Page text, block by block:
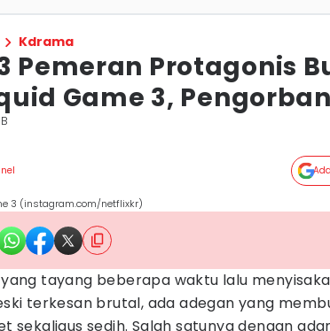
Kdrama
Pemeran Protagonis
Game 3,
3 (instagram.com/netflixkr)
tayang beberapa waktu lalu
terkesan brutal, ada adegan yang
sekaligus sedih. Salah satunya dengan